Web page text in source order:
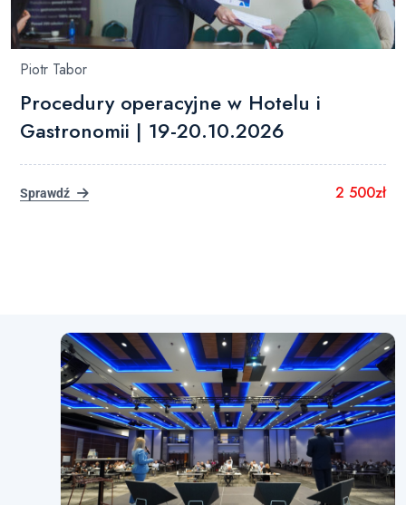
Piotr Tabor
Procedury operacyjne w Hotelu i
Gastronomii | 19-20.10.2026
Sprawdź 2 500zł